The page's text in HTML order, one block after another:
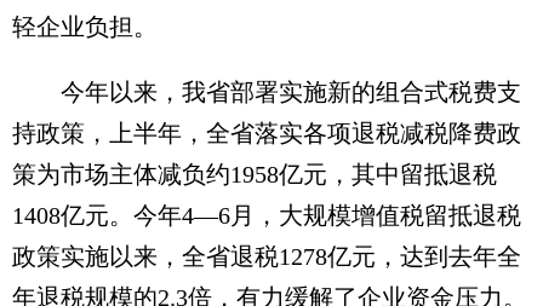
轻企业负担。
今年以来，我省部署实施新的组合式税费支
持政策，上半年，全省落实各项退税减税降费政
策为市场主体减负约1958亿元，其中留抵退税
1408亿元。今年4—6月，大规模增值税留抵退税
政策实施以来，全省退税1278亿元，达到去年全
年退税规模的2.3倍，有力缓解了企业资金压力。